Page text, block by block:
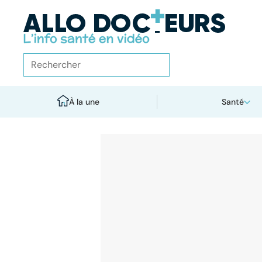
À la une Santé